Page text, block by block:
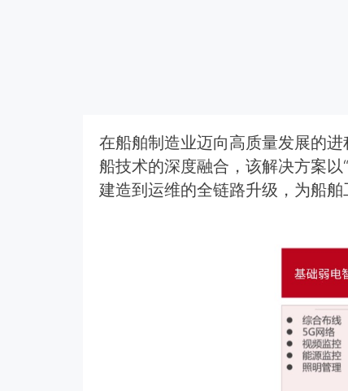
在船舶制造业迈向高质量发展的进
船技术的深度融合，该解决方案
建造到运维的全链路升级，为船舶